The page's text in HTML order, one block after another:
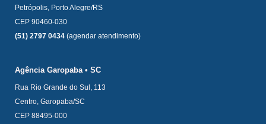
Petrópolis, Porto Alegre/RS
CEP 90460-030
(51) 2797 0434 (agendar atendimento)
Agência Garopaba • SC
Rua Rio Grande do Sul, 113
Centro, Garopaba/SC
CEP 88495-000